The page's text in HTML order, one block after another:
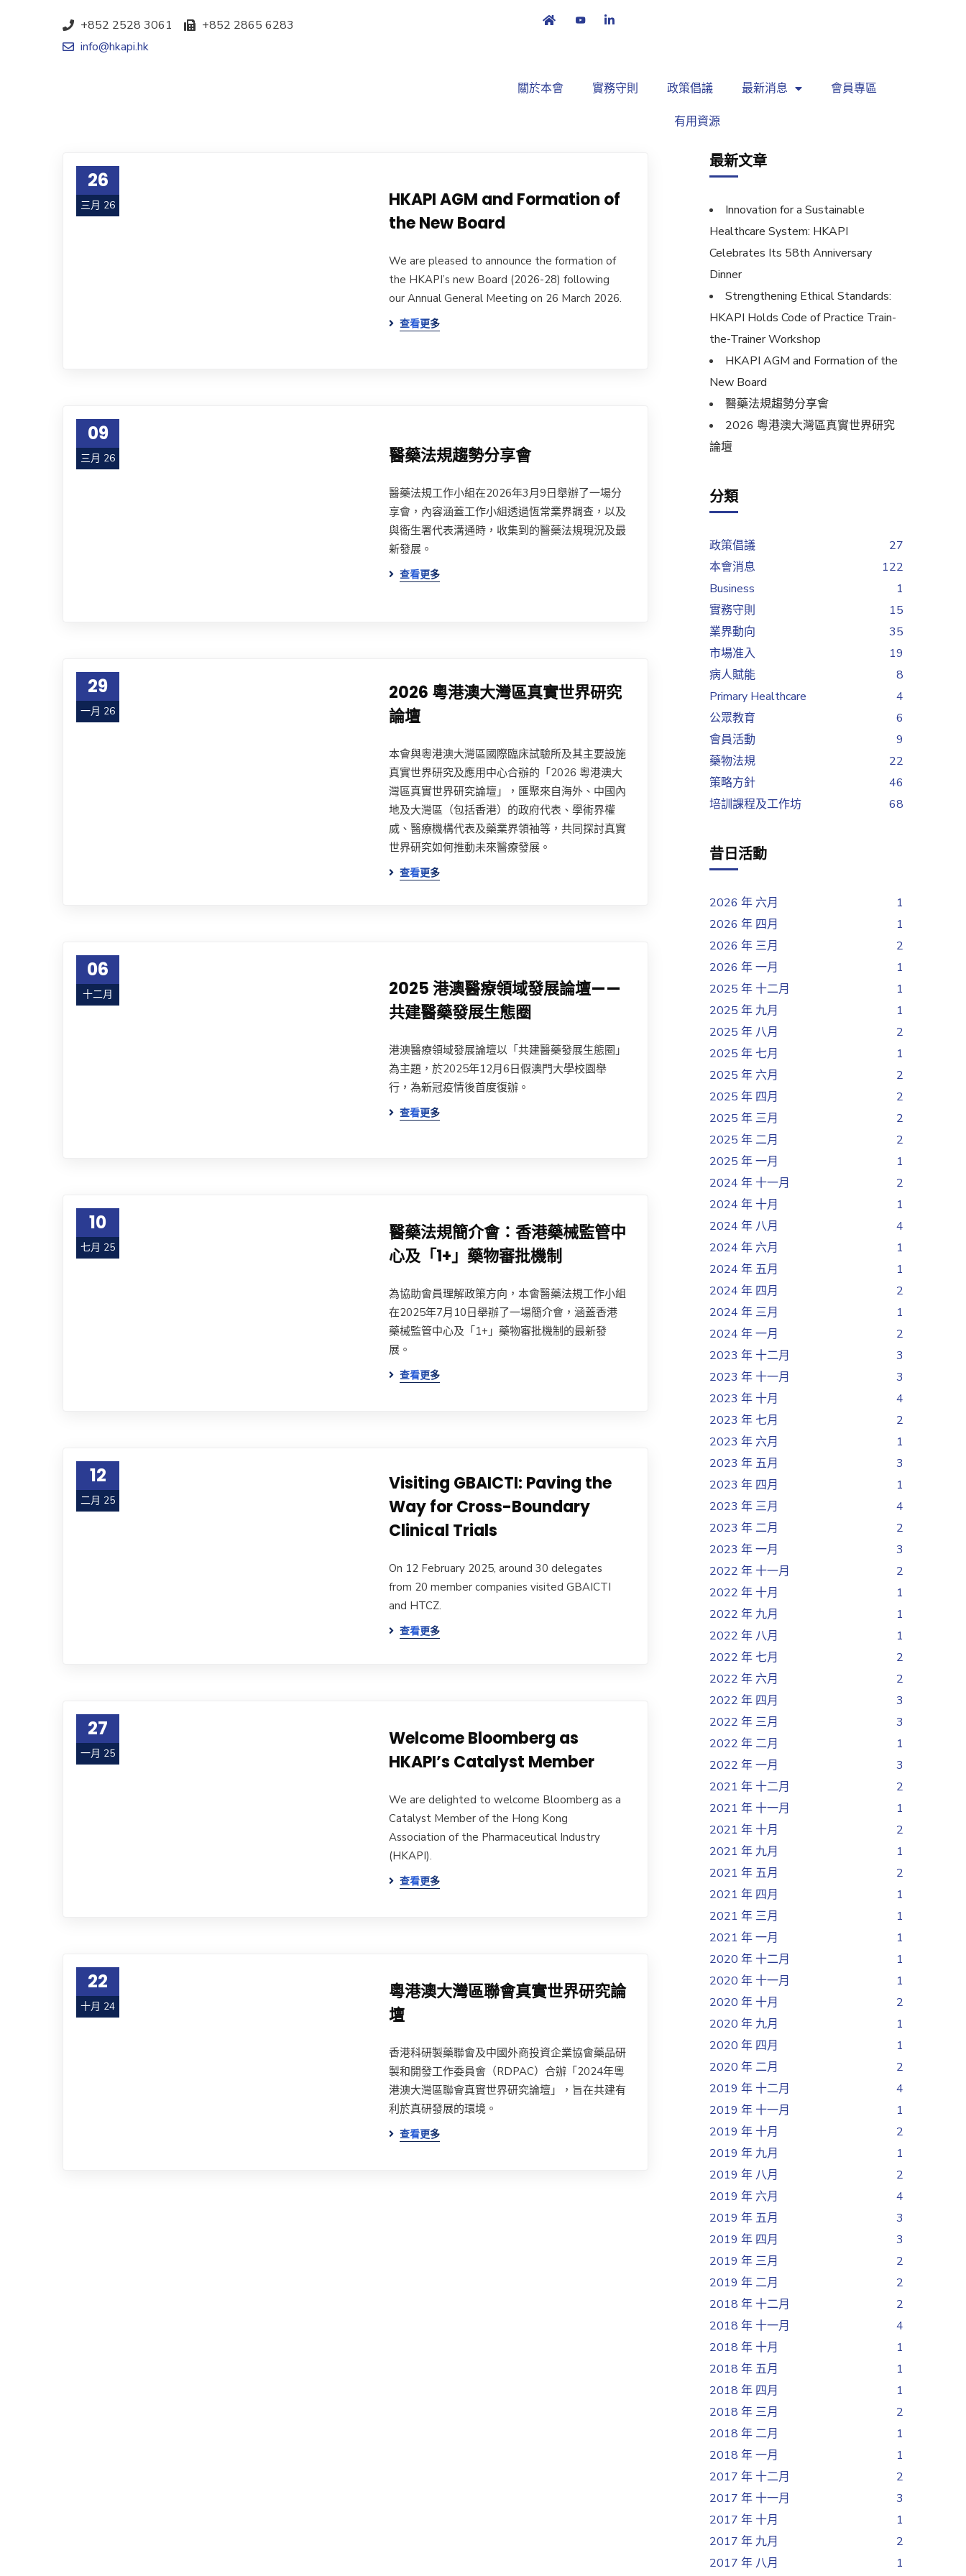
+852 2528 3061
+852 2865 6283
info@hkapi.hk
關於本會 實務守則 政策倡議 最新消息 會員專區
有用資源
26
三月 26
HKAPI AGM and Formation of
the New Board
We are pleased to announce the formation of
the HKAPI’s new Board (2026-28) following
our Annual General Meeting on 26 March 2026.
查看更多
09
三月 26 醫藥法規趨勢分享會
醫藥法規工作小組在2026年3月9日舉辦了一場分
享會，內容涵蓋工作小組透過恆常業界調查，以及
與衞生署代表溝通時，收集到的醫藥法規現況及最
新發展。
查看更多
29
一月 26
2026 粵港澳大灣區真實世界研究
論壇
本會與粵港澳大灣區國際臨床試驗所及其主要設施
真實世界研究及應用中心合辦的「2026 粵港澳大
灣區真實世界研究論壇」，匯聚來自海外、中國內
地及大灣區（包括香港）的政府代表、學術界權
威、醫療機構代表及藥業界領袖等，共同探討真實
世界研究如何推動未來醫療發展。
查看更多
06
十二月
2025 港澳醫療領域發展論壇——
共建醫藥發展生態圈
港澳醫療領域發展論壇以「共建醫藥發展生態圈」
為主題，於2025年12月6日假澳門大學校園舉
行，為新冠疫情後首度復辦。
查看更多
10
七月 25
醫藥法規簡介會：香港藥械監管中
心及「1+」藥物審批機制
為協助會員理解政策方向，本會醫藥法規工作小組
在2025年7月10日舉辦了一場簡介會，涵蓋香港
藥械監管中心及「1+」藥物審批機制的最新發
展。
查看更多
12
二月 25
Visiting GBAICTI: Paving the
Way for Cross-Boundary
Clinical Trials
On 12 February 2025, around 30 delegates
from 20 member companies visited GBAICTI
and HTCZ.
查看更多
27
一月 25
Welcome Bloomberg as
HKAPI’s Catalyst Member
We are delighted to welcome Bloomberg as a
Catalyst Member of the Hong Kong
Association of the Pharmaceutical Industry
(HKAPI).
查看更多
22
十月 24
粵港澳大灣區聯會真實世界研究論
壇
香港科研製藥聯會及中國外商投資企業協會藥品研
製和開發工作委員會（RDPAC）合辦「2024年粵
港澳大灣區聯會真實世界研究論壇」，旨在共建有
利於真研發展的環境。
查看更多
最新文章
Innovation for a Sustainable
Healthcare System: HKAPI
Celebrates Its 58th Anniversary
Dinner
Strengthening Ethical Standards:
HKAPI Holds Code of Practice Train-
the-Trainer Workshop
HKAPI AGM and Formation of the
New Board
醫藥法規趨勢分享會
2026 粵港澳大灣區真實世界研究
論壇
分類
政策倡議
27
本會消息
122
Business
1
實務守則
15
業界動向
35
市場准入
19
病人賦能
8
Primary Healthcare
4
公眾教育
6
會員活動
9
藥物法規
22
策略方針
46
培訓課程及工作坊
68
昔日活動
2026 年 六月
1
2026 年 四月
1
2026 年 三月
2
2026 年 一月
1
2025 年 十二月
1
2025 年 九月
1
2025 年 八月
2
2025 年 七月
1
2025 年 六月
2
2025 年 四月
2
2025 年 三月
2
2025 年 二月
2
2025 年 一月
1
2024 年 十一月
2
2024 年 十月
1
2024 年 八月
4
2024 年 六月
1
2024 年 五月
1
2024 年 四月
2
2024 年 三月
1
2024 年 一月
2
2023 年 十二月
3
2023 年 十一月
3
2023 年 十月
4
2023 年 七月
2
2023 年 六月
1
2023 年 五月
3
2023 年 四月
1
2023 年 三月
4
2023 年 二月
2
2023 年 一月
3
2022 年 十一月
2
2022 年 十月
1
2022 年 九月
1
2022 年 八月
1
2022 年 七月
2
2022 年 六月
2
2022 年 四月
3
2022 年 三月
3
2022 年 二月
1
2022 年 一月
3
2021 年 十二月
2
2021 年 十一月
1
2021 年 十月
2
2021 年 九月
1
2021 年 五月
2
2021 年 四月
1
2021 年 三月
1
2021 年 一月
1
2020 年 十二月
1
2020 年 十一月
1
2020 年 十月
2
2020 年 九月
1
2020 年 四月
1
2020 年 二月
2
2019 年 十二月
4
2019 年 十一月
1
2019 年 十月
2
2019 年 九月
1
2019 年 八月
2
2019 年 六月
4
2019 年 五月
3
2019 年 四月
3
2019 年 三月
2
2019 年 二月
2
2018 年 十二月
2
2018 年 十一月
4
2018 年 十月
1
2018 年 五月
1
2018 年 四月
1
2018 年 三月
2
2018 年 二月
1
2018 年 一月
1
2017 年 十二月
2
2017 年 十一月
3
2017 年 十月
1
2017 年 九月
2
2017 年 八月
1